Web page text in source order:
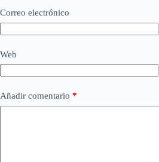
Correo electrónico
Web
Añadir comentario *